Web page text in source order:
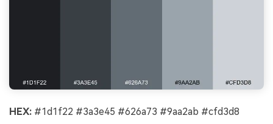
HEX: #1d1f22 #3a3e45 #626a73 #9aa2ab #cfd3d8